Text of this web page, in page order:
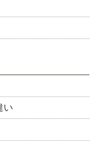
い